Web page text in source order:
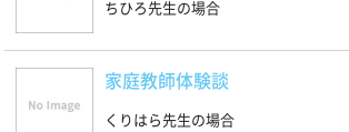
ちひろ先生の場合
家庭教師体験談
くりはら先生の場合